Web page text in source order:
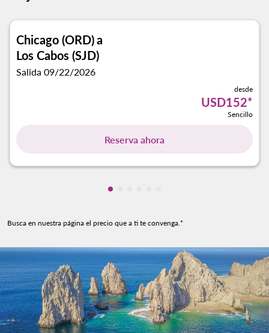
Chicago (ORD)a
Los Cabos (SJD)
Salida 09/22/2026
desde
USD152*
Sencillo
Reserva ahora
Mostrando cmp-pagination-
Busca en nuestra página el precio que a ti te convenga.*